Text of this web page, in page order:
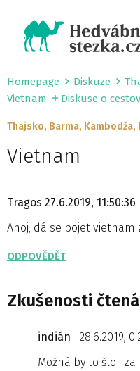
Homepage Diskuze
Vietnam
Diskuse o
Thajsko, Barma, Kambodža,
Vietnam
Tragos 27.6.2019, 11:50:36
Ahoj, dá se pojet vietnam
ODPOVĚDĚT
Zkušenosti
indián
28.6.2019,
Možná by to šlo i za